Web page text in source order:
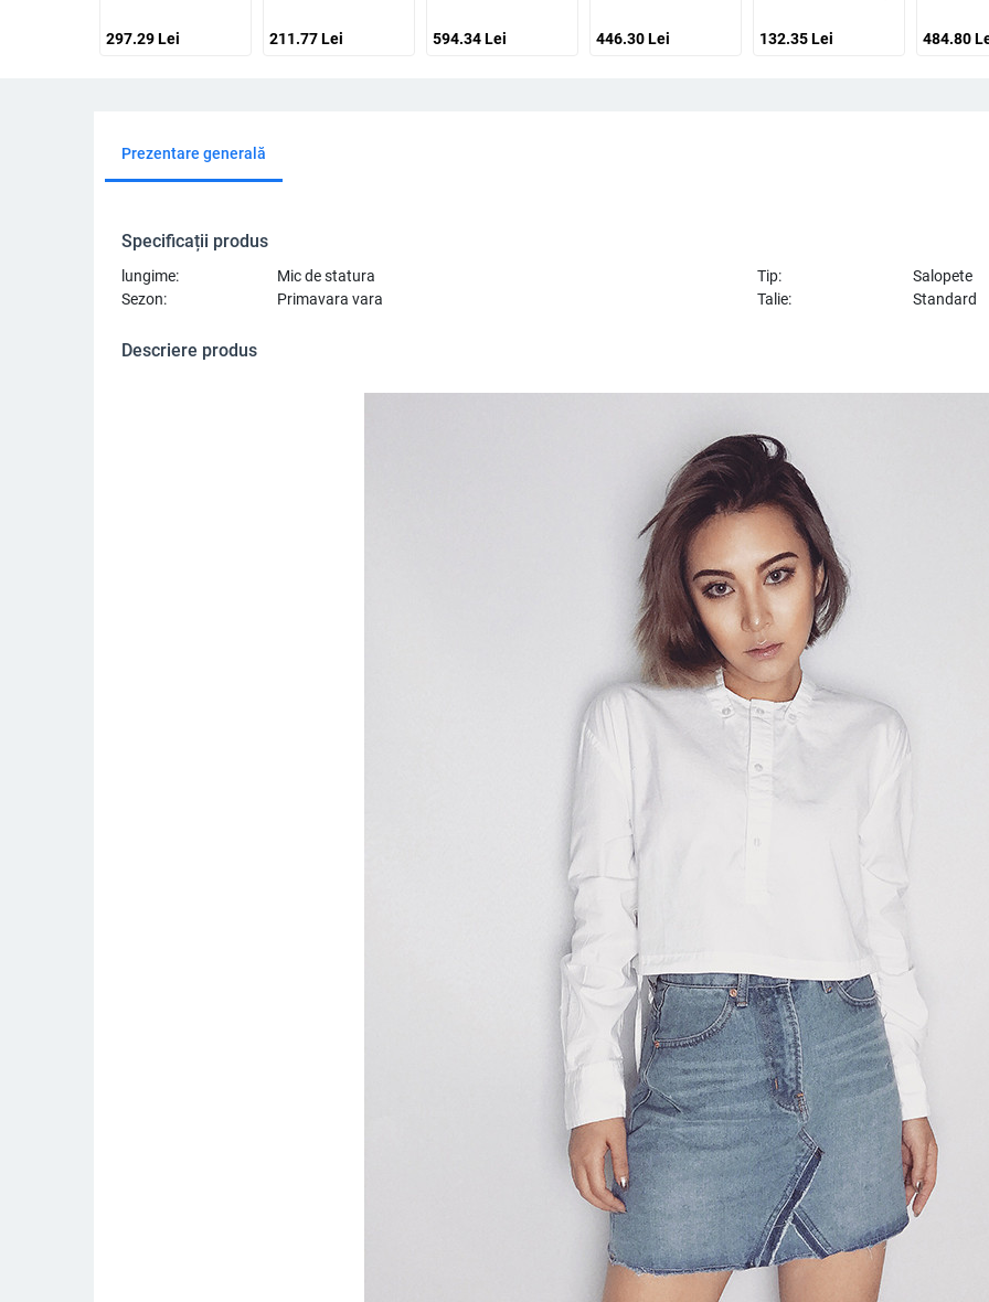
297.29Lei 211.77Lei 594.34Lei 446.30Lei 132.35Lei 484.80
Prezentare generală
Specificații produs
lungime: Mic de statura Tip:
Salopete
Sezon:
Primavara vara Talie: Standard
Descriere produs